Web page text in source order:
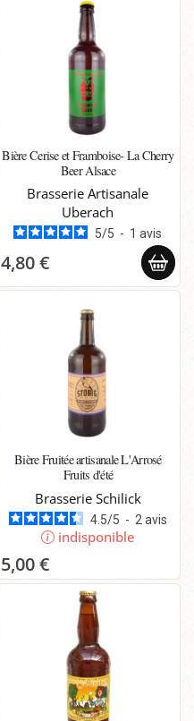
Bière Cerise et Framboise- La Cherry
Beer Alsace
Brasserie Artisanale
Uberach
5/5 - 1avis
4,80 €
Bière Fruitée artisanale L'Arrosé
Fruits d'été
Brasserie Schilick
4.5/5 - 2 avis
indisponible
5,00 €